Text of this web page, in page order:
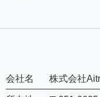
会社名 株式会社